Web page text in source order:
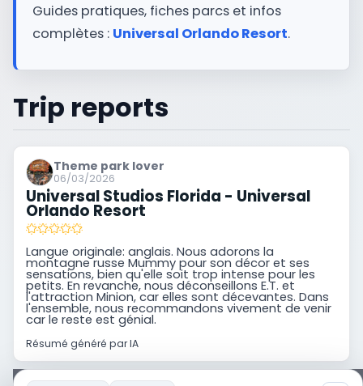
Guides pratiques, fiches parcs et infos
complètes : Universal Orlando Resort.
Trip reports
Theme park lover
06/03/2026
Universal Studios Florida - Universal
Orlando Resort
Langue originale: anglais. Nous adorons la
montagne russe Mummy pour son décor et ses
sensations, bien qu'elle soit trop intense pour les
petits. En revanche, nous déconseillons E.T. et
l'attraction Minion, car elles sont décevantes. Dans
l'ensemble, nous recommandons vivement de venir
car le reste est génial.
Résumé généré par IA